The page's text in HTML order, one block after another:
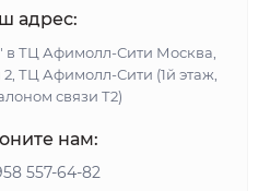
адрес:
в ТЦ Афимолл-Сити Москва,
ТЦ Афимолл-Сити (1й этаж,
связи Т2)
нам:
557-64-82